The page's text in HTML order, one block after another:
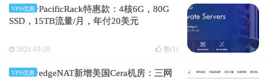
VPS优惠
PacificRack特惠款：4核6G，80G
SSD，15TB流量/月，年付20美元
2021-03-20 赞(1 )
VPS优惠
edgeNAT新增美国Cera机房：三网